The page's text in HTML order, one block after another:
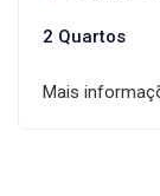
2 Quartos
Mais